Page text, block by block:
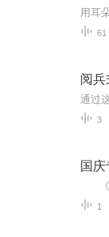
61
阅兵
3
国
1